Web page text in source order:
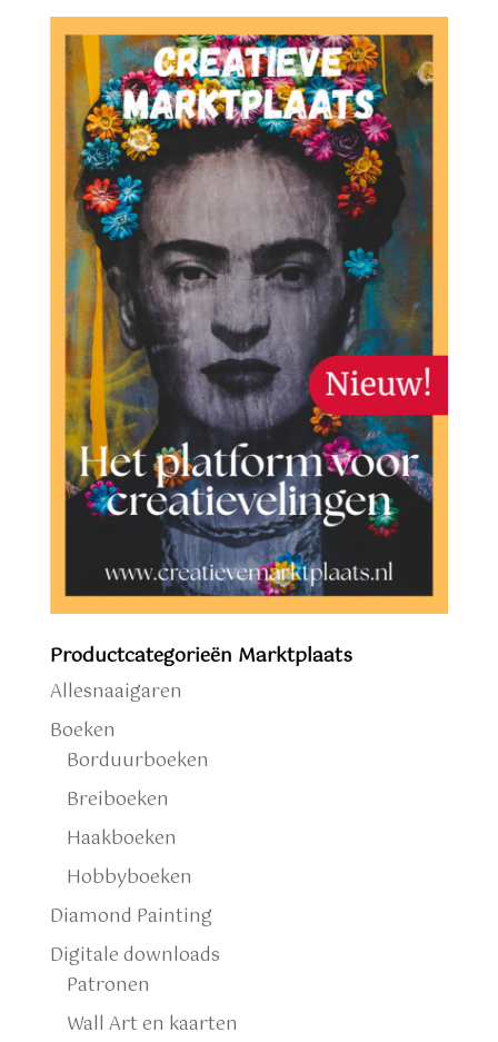
Productcategorieën Marktplaats
Allesnaaigaren
Boeken
Borduurboeken
Breiboeken
Haakboeken
Hobbyboeken
Diamond Painting
Digitale downloads
Patronen
Wall Art en kaarten